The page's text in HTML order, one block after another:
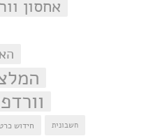
אחסון
חידוש חשבונית